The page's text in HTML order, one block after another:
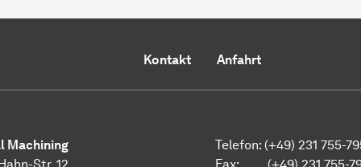
Kontakt Anfahrt
Machining
Telefon: (+49) 231 755-